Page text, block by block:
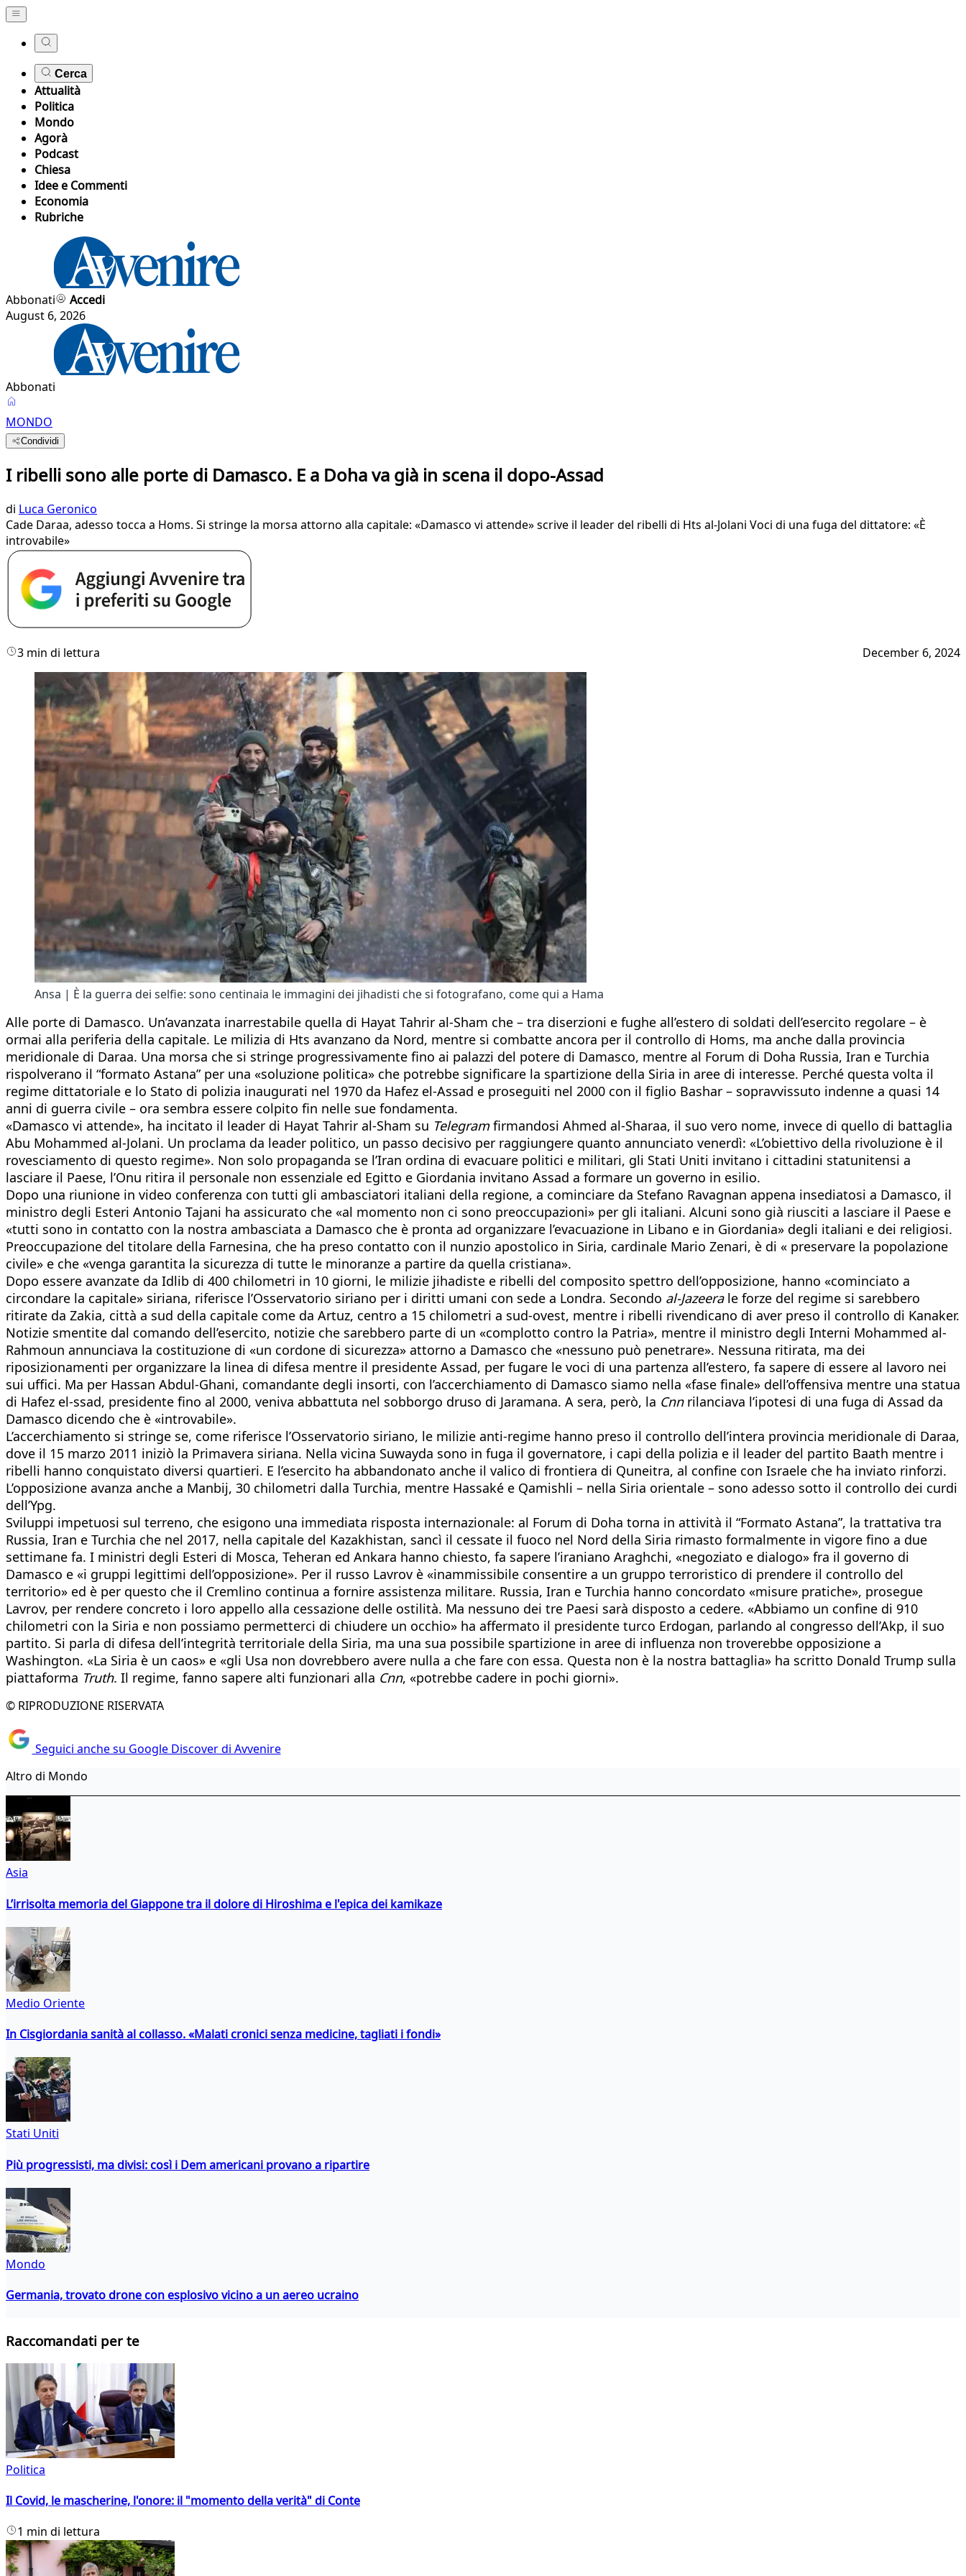
Cerca
Attualità
Politica
Mondo
Agorà
Podcast
Chiesa
Idee e Commenti
Economia
Rubriche
Abbonati
Accedi
August 6, 2026
Abbonati
MONDO
Condividi
I ribelli sono alle porte di Damasco. E a Doha va già in scena il dopo-Assad
di Luca Geronico
Cade Daraa, adesso tocca a Homs. Si stringe la morsa attorno alla capitale: «Damasco vi attende» scrive il leader del ribelli di Hts al-Jolani Voci di una fuga del dittatore: «È
introvabile»
3 min di lettura December 6, 2024
Ansa | È la guerra dei selfie: sono centinaia le immagini dei jihadisti che si fotografano, come qui a Hama
Alle porte di Damasco. Un’avanzata inarrestabile quella di Hayat Tahrir al-Sham che – tra diserzioni e fughe all’estero di soldati dell’esercito regolare – è
ormai alla periferia della capitale. Le milizia di Hts avanzano da Nord, mentre si combatte ancora per il controllo di Homs, ma anche dalla provincia
meridionale di Daraa. Una morsa che si stringe progressivamente fino ai palazzi del potere di Damasco, mentre al Forum di Doha Russia, Iran e Turchia
rispolverano il “formato Astana” per una «soluzione politica» che potrebbe significare la spartizione della Siria in aree di interesse. Perché questa volta il
regime dittatoriale e lo Stato di polizia inaugurati nel 1970 da Hafez el-Assad e proseguiti nel 2000 con il figlio Bashar – sopravvissuto indenne a quasi 14
anni di guerra civile – ora sembra essere colpito fin nelle sue fondamenta.
«Damasco vi attende», ha incitato il leader di Hayat Tahrir al-Sham su Telegramfirmandosi Ahmed al-Sharaa, il suo vero nome, invece di quello di battaglia
Abu Mohammed al-Jolani. Un proclama da leader politico, un passo decisivo per raggiungere quanto annunciato venerdì: «L’obiettivo della rivoluzione è il
rovesciamento di questo regime». Non solo propaganda se l’Iran ordina di evacuare politici e militari, gli Stati Uniti invitano i cittadini statunitensi a
lasciare il Paese, l’Onu ritira il personale non essenziale ed Egitto e Giordania invitano Assad a formare un governo in esilio.
Dopo una riunione in video conferenza con tutti gli ambasciatori italiani della regione, a cominciare da Stefano Ravagnan appena insediatosi a Damasco, il
ministro degli Esteri Antonio Tajani ha assicurato che «al momento non ci sono preoccupazioni» per gli italiani. Alcuni sono già riusciti a lasciare il Paese e
«tutti sono in contatto con la nostra ambasciata a Damasco che è pronta ad organizzare l’evacuazione in Libano e in Giordania» degli italiani e dei religiosi.
Preoccupazione del titolare della Farnesina, che ha preso contatto con il nunzio apostolico in Siria, cardinale Mario Zenari, è di « preservare la popolazione
civile» e che «venga garantita la sicurezza di tutte le minoranze a partire da quella cristiana».
Dopo essere avanzate da Idlib di 400 chilometri in 10 giorni, le milizie jihadiste e ribelli del composito spettro dell’opposizione, hanno «cominciato a
circondare la capitale» siriana, riferisce l’Osservatorio siriano per i diritti umani con sede a Londra. Secondo al-Jazeerale forze del regime si sarebbero
ritirate da Zakia, città a sud della capitale come da Artuz, centro a 15 chilometri a sud-ovest, mentre i ribelli rivendicano di aver preso il controllo di Kanaker.
Notizie smentite dal comando dell’esercito, notizie che sarebbero parte di un «complotto contro la Patria», mentre il ministro degli Interni Mohammed al-
Rahmoun annunciava la costituzione di «un cordone di sicurezza» attorno a Damasco che «nessuno può penetrare». Nessuna ritirata, ma dei
riposizionamenti per organizzare la linea di difesa mentre il presidente Assad, per fugare le voci di una partenza all’estero, fa sapere di essere al lavoro nei
sui uffici. Ma per Hassan Abdul-Ghani, comandante degli insorti, con l’accerchiamento di Damasco siamo nella «fase finale» dell’offensiva mentre una statua
di Hafez el-ssad, presidente fino al 2000, veniva abbattuta nel sobborgo druso di Jaramana. A sera, però, la Cnnrilanciava l’ipotesi di una fuga di Assad da
Damasco dicendo che è «introvabile».
L’accerchiamento si stringe se, come riferisce l’Osservatorio siriano, le milizie anti-regime hanno preso il controllo dell’intera provincia meridionale di Daraa,
dove il 15 marzo 2011 iniziò la Primavera siriana. Nella vicina Suwayda sono in fuga il governatore, i capi della polizia e il leader del partito Baath mentre i
ribelli hanno conquistato diversi quartieri. E l’esercito ha abbandonato anche il valico di frontiera di Quneitra, al confine con Israele che ha inviato rinforzi.
L’opposizione avanza anche a Manbij, 30 chilometri dalla Turchia, mentre Hassaké e Qamishli – nella Siria orientale – sono adesso sotto il controllo dei curdi
dell’Ypg.
Sviluppi impetuosi sul terreno, che esigono una immediata risposta internazionale: al Forum di Doha torna in attività il “Formato Astana”, la trattativa tra
Russia, Iran e Turchia che nel 2017, nella capitale del Kazakhistan, sancì il cessate il fuoco nel Nord della Siria rimasto formalmente in vigore fino a due
settimane fa. I ministri degli Esteri di Mosca, Teheran ed Ankara hanno chiesto, fa sapere l’iraniano Araghchi, «negoziato e dialogo» fra il governo di
Damasco e «i gruppi legittimi dell’opposizione». Per il russo Lavrov è «inammissibile consentire a un gruppo terroristico di prendere il controllo del
territorio» ed è per questo che il Cremlino continua a fornire assistenza militare. Russia, Iran e Turchia hanno concordato «misure pratiche», prosegue
Lavrov, per rendere concreto i loro appello alla cessazione delle ostilità. Ma nessuno dei tre Paesi sarà disposto a cedere. «Abbiamo un confine di 910
chilometri con la Siria e non possiamo permetterci di chiudere un occhio» ha affermato il presidente turco Erdogan, parlando al congresso dell’Akp, il suo
partito. Si parla di difesa dell’integrità territoriale della Siria, ma una sua possibile spartizione in aree di influenza non troverebbe opposizione a
Washington. «La Siria è un caos» e «gli Usa non dovrebbero avere nulla a che fare con essa. Questa non è la nostra battaglia» ha scritto Donald Trump sulla
piattaforma Truth. Il regime, fanno sapere alti funzionari alla Cnn, «potrebbe cadere in pochi giorni».
© RIPRODUZIONE RISERVATA
Seguici anche su Google Discover di Avvenire
Altro di Mondo
Asia
L’irrisolta memoria del Giappone tra il dolore di Hiroshima e l'epica dei kamikaze
Medio Oriente
In Cisgiordania sanità al collasso. «Malati cronici senza medicine, tagliati i fondi»
Stati Uniti
Più progressisti, ma divisi: così i Dem americani provano a ripartire
Mondo
Germania, trovato drone con esplosivo vicino a un aereo ucraino
Raccomandati per te
Politica
Il Covid, le mascherine, l'onore: il "momento della verità" di Conte
1 min di lettura